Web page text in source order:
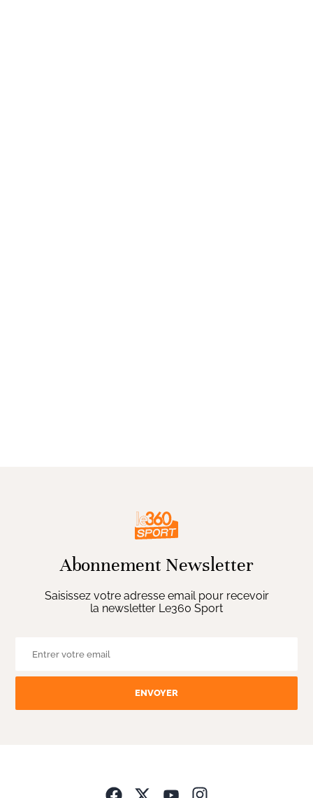
Abonnement Newsletter
Saisissez votre adresse email pour recevoir
la newsletter Le360 Sport
ENVOYER